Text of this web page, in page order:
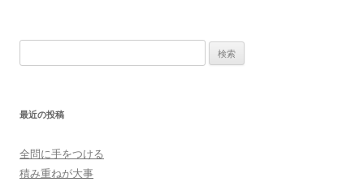
索:
最近の投稿
全問に手をつける
積み重ねが大事